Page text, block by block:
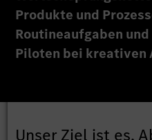
Produkte und
Routineaufgaben
Piloten bei kreativen
Unser Ziel ist es,